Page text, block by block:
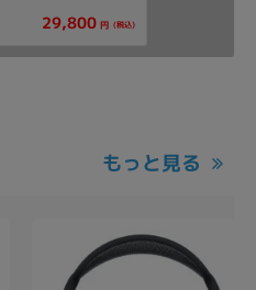
29,800 円 (税込)
もっと見る